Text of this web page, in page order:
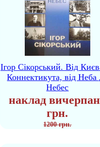
Ігор Сікорський. Від
Коннектикута, від Неба
Небес
наклад
грн.
1200 грн.